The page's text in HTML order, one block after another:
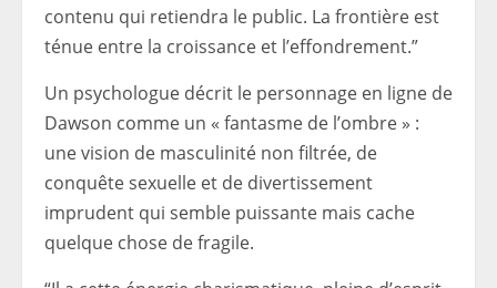
contenu qui retiendra le public. La frontière est
ténue entre la croissance et l’effondrement.”
Un psychologue décrit le personnage en ligne de
Dawson comme un « fantasme de l’ombre » :
une vision de masculinité non filtrée, de
conquête sexuelle et de divertissement
imprudent qui semble puissante mais cache
quelque chose de fragile.